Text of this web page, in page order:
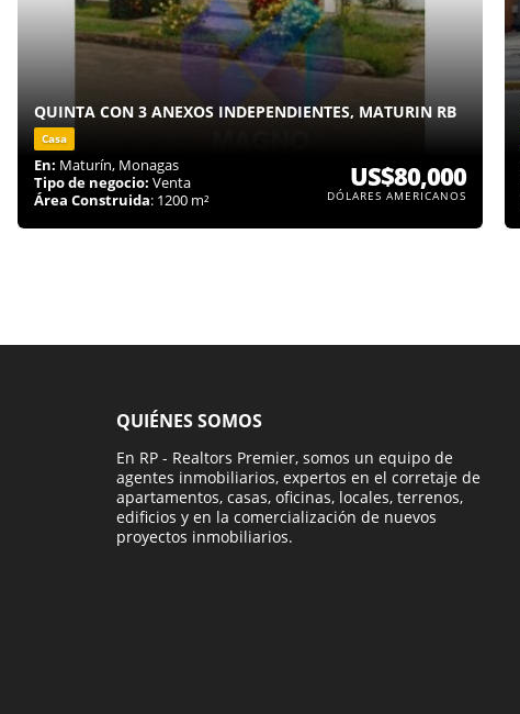
QUINTA CON 3 ANEXOS INDEPENDIENTES, MATURIN RB
Casa
En: Maturín, Monagas
Tipo de negocio: Venta
Área Construida: 1200 m²
US$80,000
DÓLARES AMERICANOS
QUIÉNES SOMOS
En RP - Realtors Premier, somos un equipo de
agentes inmobiliarios, expertos en el corretaje de
apartamentos, casas, oficinas, locales, terrenos,
edificios y en la comercialización de nuevos
proyectos inmobiliarios.